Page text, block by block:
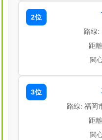
2位
路線:
距
関
3位
路線: 福岡
距
関